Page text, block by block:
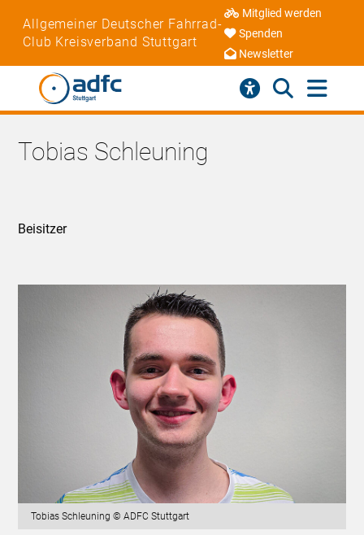
Allgemeiner Deutscher Fahrrad-
Club Kreisverband Stuttgart
Mitglied werden
Spenden
Newsletter
Tobias Schleuning
Beisitzer
Tobias Schleuning © ADFC Stuttgart